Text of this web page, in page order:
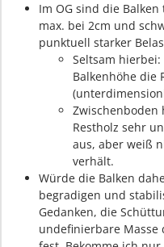
Im OG sind die
max. bei 2cm und
punktuell starker
Seltsam
Balkenhöhe die
Zwischenboden
Restholz sehr
aus, aber weiß
verhält.
Würde die Balken
begradigen und
Gedanken, die
undefinierbare